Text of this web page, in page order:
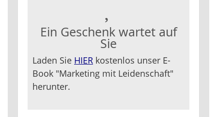
Ein Geschenk wartet auf
Sie
Laden Sie HIER kostenlos unser E-
Book "Marketing mit Leidenschaft"
herunter.